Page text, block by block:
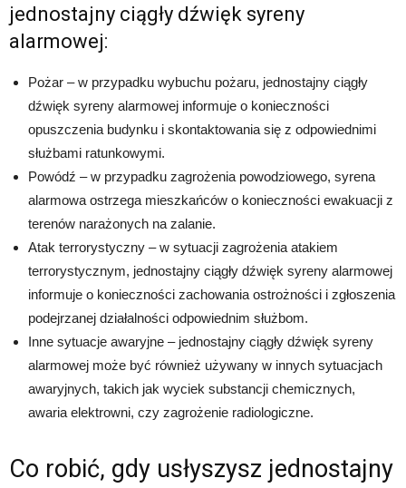
jednostajny ciągły dźwięk syreny
alarmowej:
Pożar – w przypadku wybuchu pożaru, jednostajny ciągły
dźwięk syreny alarmowej informuje o konieczności
opuszczenia budynku i skontaktowania się z odpowiednimi
służbami ratunkowymi.
Powódź – w przypadku zagrożenia powodziowego, syrena
alarmowa ostrzega mieszkańców o konieczności ewakuacji z
terenów narażonych na zalanie.
Atak terrorystyczny – w sytuacji zagrożenia atakiem
terrorystycznym, jednostajny ciągły dźwięk syreny alarmowej
informuje o konieczności zachowania ostrożności i zgłoszenia
podejrzanej działalności odpowiednim służbom.
Inne sytuacje awaryjne – jednostajny ciągły dźwięk syreny
alarmowej może być również używany w innych sytuacjach
awaryjnych, takich jak wyciek substancji chemicznych,
awaria elektrowni, czy zagrożenie radiologiczne.
Co robić, gdy usłyszysz jednostajny